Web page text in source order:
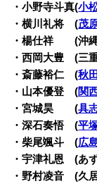
・小野寺斗真(小
・横川礼将 (茂
・楊仕祥 (沖
・西岡大豊 (三
・斎藤裕仁 (秋
・山本優登 (関
・宮城昊 (具
・深石奏悟 (平
・柴尾颯斗 (広
・宇津礼恩 (あ
・野村凌音 (久